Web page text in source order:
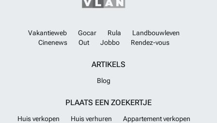
Vakantieweb Gocar Rula
Landbouwleven
Cinenews
Out Jobbo Rendez-vous
ARTIKELS
Blog
PLAATS EEN ZOEKERTJE
Huis verkopen Huis verhuren
Appartement verkopen